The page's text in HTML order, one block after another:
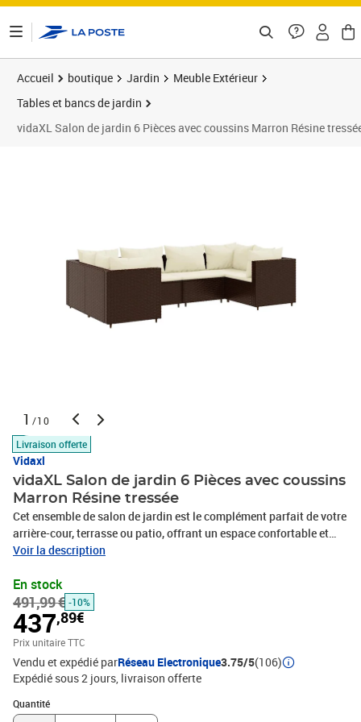
Accueil boutique Jardin
Meuble Extérieur
Tables et bancs de jardin
vidaXL Salon de jardin 6 Pièces avec coussins Marron Résine
1 /10
Livraison offerte
Vidaxl
vidaXL Salon de jardin 6 Pièces avec coussins
Marron Résine tressée
Cet ensemble de salon de jardin est le complément parfait de votre
arrière-cour, terrasse ou patio, offrant un espace confortable et
accueillant pour discuter avec la famille et les amis ou simplement
tressée, également connue sous le nom de poly rotin, est un
matériau synthétique solide et nécessitant peu d'entretien qui
ressemble au rotin naturel. Elle est légère, facile à nettoyer et
couramment utilisée pour les meubles d'extérieur en raison de sa
durabilité et de ses propriétés de résistance aux intempéries.Cadre
robuste et stable : le cadre en acier enduit de poudre est solide,
stable, durable et résistant à la corrosion et aux intempéries, ce
qui garantit des performances durables.Conception modulaire :
Voir la description
En stock
491,99 € -10%
437,89€
Prix unitaire TTC
Vendu et expédié parRéseau Electronique3.75/5(106)
Expédié sous 2 jours livraison offerte
Quantité
Quantité : 1